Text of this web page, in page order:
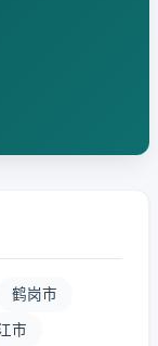
鹤岗市
市